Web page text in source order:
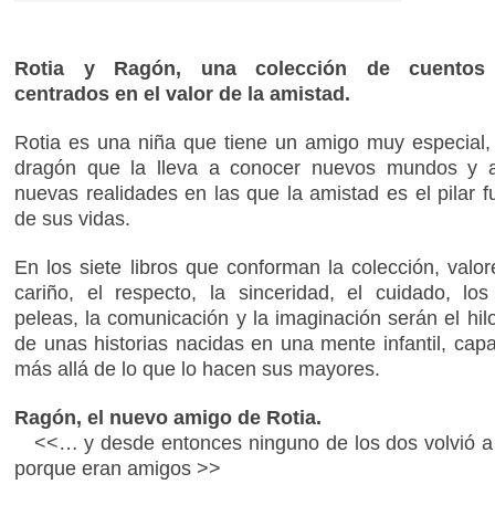
Rotia y Ragón, una colección de cuentos
centrados en el valor de la amistad.
Rotia es una niña que tiene un amigo muy
dragón que la lleva a conocer nuevos mundos y
nuevas realidades en las que la amistad es el pilar
de sus vidas.
En los siete libros que conforman la colección,
cariño, el respecto, la sinceridad, el cuidado,
peleas, la comunicación y la imaginación serán el
de unas historias nacidas en una mente infantil,
más allá de lo que lo hacen sus mayores.
Ragón, el nuevo amigo de Rotia.
<<… y desde entonces ninguno de los dos volvió
porque eran amigos >>